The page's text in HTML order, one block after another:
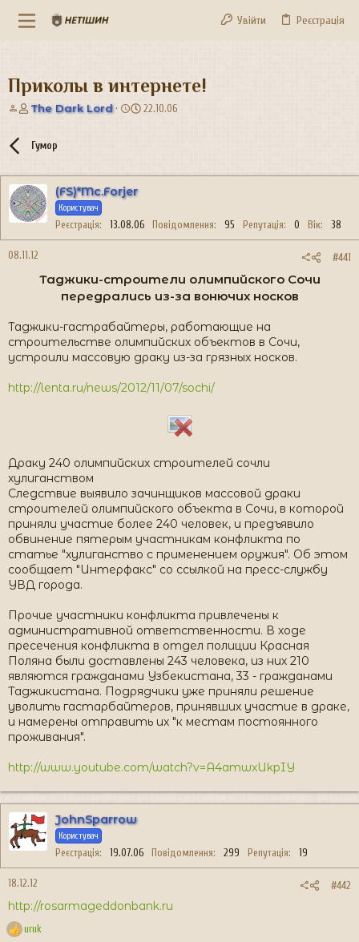
Увійти Реєстрація
Приколы в интернете!
А
о
т
е
м
и
The Dark Lord
Д
т
р
е
я
22.10.06
Гумор
(FS)*Mc.Forjer
Користувач
Реєстрація 13.08.06 Повідомлення 95 Репутація 0 Вік 38
08.11.12 #441
Таджики-строители олимпийского Сочи
передрались из-за вонючих носков
Таджики-гастрабайтеры, работающие на
строительстве олимпийских объектов в Сочи,
устроили массовую драку из-за грязных носков.
http://lenta.ru/news/2012/11/07/sochi/
Драку 240 олимпийских строителей сочли
хулиганством
Следствие выявило зачинщиков массовой драки
строителей олимпийского объекта в Сочи, в которой
приняли участие более 240 человек, и предъявило
обвинение пятерым участникам конфликта по
статье "хулиганство с применением оружия". Об этом
сообщает "Интерфакс" со ссылкой на пресс-службу
УВД города.
Прочие участники конфликта привлечены к
административной ответственности. В ходе
пресечения конфликта в отдел полиции Красная
Поляна были доставлены 243 человека, из них 210
являются гражданами Узбекистана, 33 - гражданами
Таджикистана. Подрядчики уже приняли решение
уволить гастарбайтеров, принявших участие в драке,
и намерены отправить их "к местам постоянного
проживания".
http://www.youtube.com/watch?v=A4amwxUkpIY
JohnSparrow
Користувач
Реєстрація 19.07.06 Повідомлення 299 Репутація 19
18.12.12 #442
http://rosarmageddonbank.ru
Р
uruk